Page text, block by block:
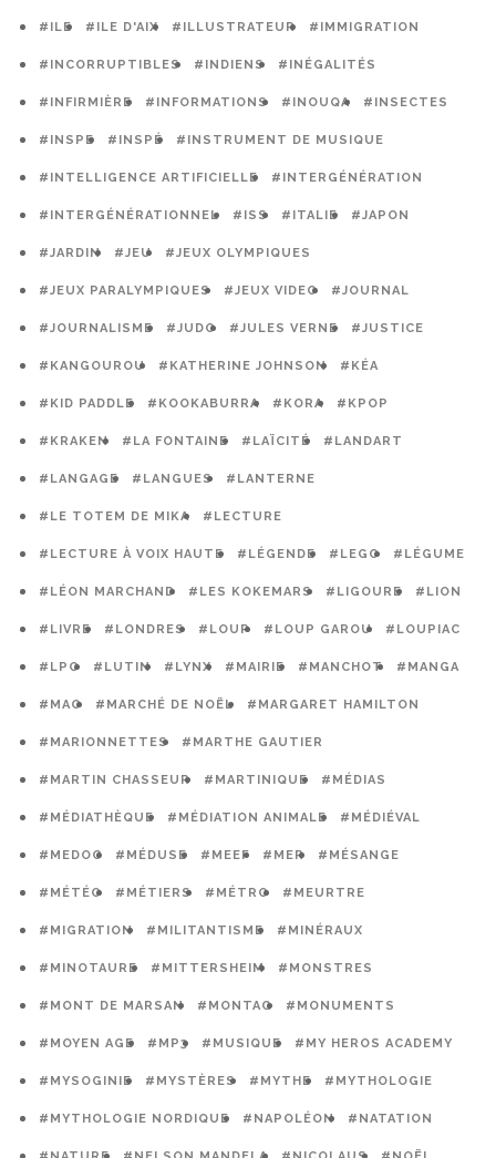
#ILE #ILE D'AIX #ILLUSTRATEUR #IMMIGRATION
#INCORRUPTIBLES #INDIENS #INÉGALITÉS
#INFIRMIÈRE #INFORMATIONS #INOUQA #INSECTES
#INSPE #INSPÉ #INSTRUMENT DE MUSIQUE
#INTELLIGENCE ARTIFICIELLE #INTERGÉNÉRATION
#INTERGÉNÉRATIONNEL #ISS #ITALIE #JAPON
#JARDIN #JEU #JEUX OLYMPIQUES
#JEUX PARALYMPIQUES #JEUX VIDEO #JOURNAL
#JOURNALISME #JUDO #JULES VERNE #JUSTICE
#KANGOUROU #KATHERINE JOHNSON #KÉA
#KID PADDLE #KOOKABURRA #KORA #KPOP
#KRAKEN #LA FONTAINE #LAÏCITÉ #LANDART
#LANGAGE #LANGUES #LANTERNE
#LE TOTEM DE MIKA #LECTURE
#LECTURE À VOIX HAUTE #LÉGENDE #LEGO #LÉGUME
#LÉON MARCHAND #LES KOKEMARS #LIGOURE #LION
#LIVRE #LONDRES #LOUP #LOUP GAROU #LOUPIAC
#LPO #LUTIN #LYNX #MAIRIE #MANCHOT #MANGA
#MAO #MARCHÉ DE NOËL #MARGARET HAMILTON
#MARIONNETTES #MARTHE GAUTIER
#MARTIN CHASSEUR #MARTINIQUE #MÉDIAS
#MÉDIATHÈQUE #MÉDIATION ANIMALE #MÉDIÉVAL
#MEDOC #MÉDUSE #MEEF #MER #MÉSANGE
#MÉTÉO #MÉTIERS #MÉTRO #MEURTRE
#MIGRATION #MILITANTISME #MINÉRAUX
#MINOTAURE #MITTERSHEIM #MONSTRES
#MONT DE MARSAN #MONTAG #MONUMENTS
#MOYEN AGE #MP3 #MUSIQUE #MY HEROS ACADEMY
#MYSOGINIE #MYSTÈRES #MYTHE #MYTHOLOGIE
#MYTHOLOGIE NORDIQUE #NAPOLÉON #NATATION